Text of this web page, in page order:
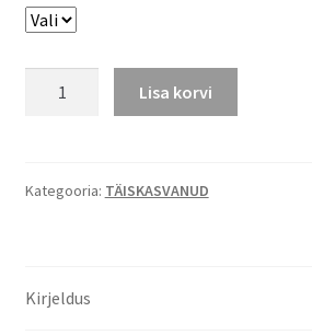
unisex,
Lisa korvi
Kategooria: TÄISKASVANUD
Kirjeldus